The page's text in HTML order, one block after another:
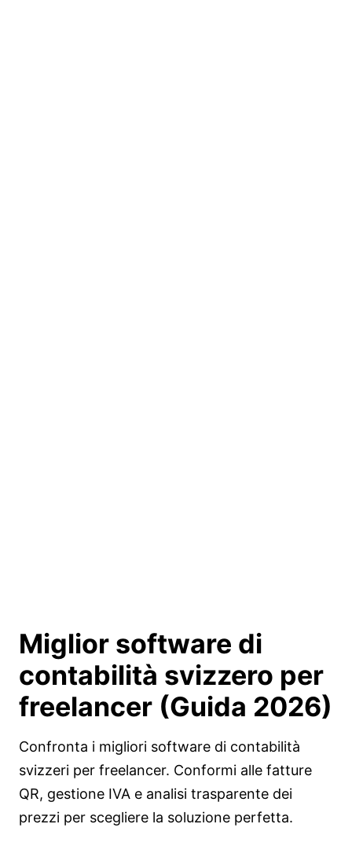
Miglior software di
contabilità svizzero per
freelancer (Guida 2026)
Confronta i migliori software di contabilità
svizzeri per freelancer. Conformi alle fatture
QR, gestione IVA e analisi trasparente dei
prezzi per scegliere la soluzione perfetta.